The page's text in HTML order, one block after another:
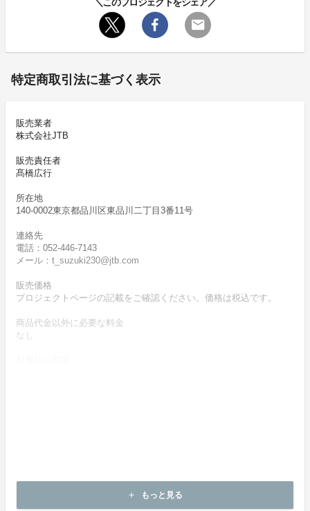
＼このプロジェクトをシェア／
特定商取引法に基づく表示
販売業者
株式会社JTB
販売責任者
髙橋広行
所在地
140-0002東京都品川区東品川二丁目3番11号
連絡先
電話：052-446-7143
メール：t_suzuki230@jtb.com
販売価格
プロジェクトページの記載をご確認ください。価格は税込です。
商品代金以外に必要な料金
なし
キャンセルの可否と条件
add もっと見る